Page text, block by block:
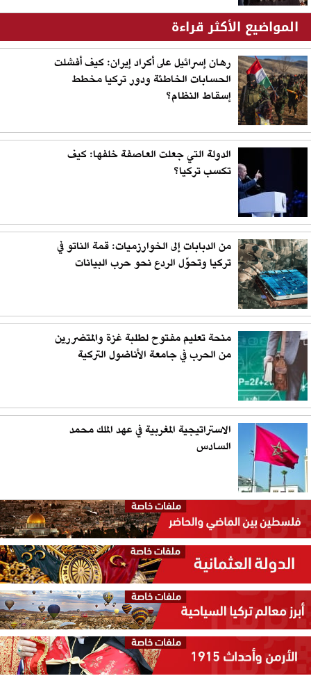
المواضيع الأكثر قراءة
رهان إسرائيل على أكراد إيران: كيف أفشلت
الحسابات الخاطئة ودور تركيا مخطط
إسقاط النظام؟
الدولة التي جعلت العاصفة خلفها: كيف
تكسب تركيا؟
من الدبابات إلى الخوارزميات: قمة الناتو في
تركيا وتحوّل الردع نحو حرب البيانات
منحة تعليم مفتوح لطلبة غزة والمتضررين
من الحرب في جامعة الأناضول التركية
الاستراتيجية المغربية في عهد الملك محمد
السادس